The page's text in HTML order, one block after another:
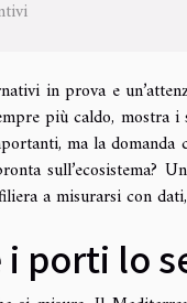
in prova e
più caldo,
ma la domanda
sull’ecosistema?
a misurarsi con
i porti lo